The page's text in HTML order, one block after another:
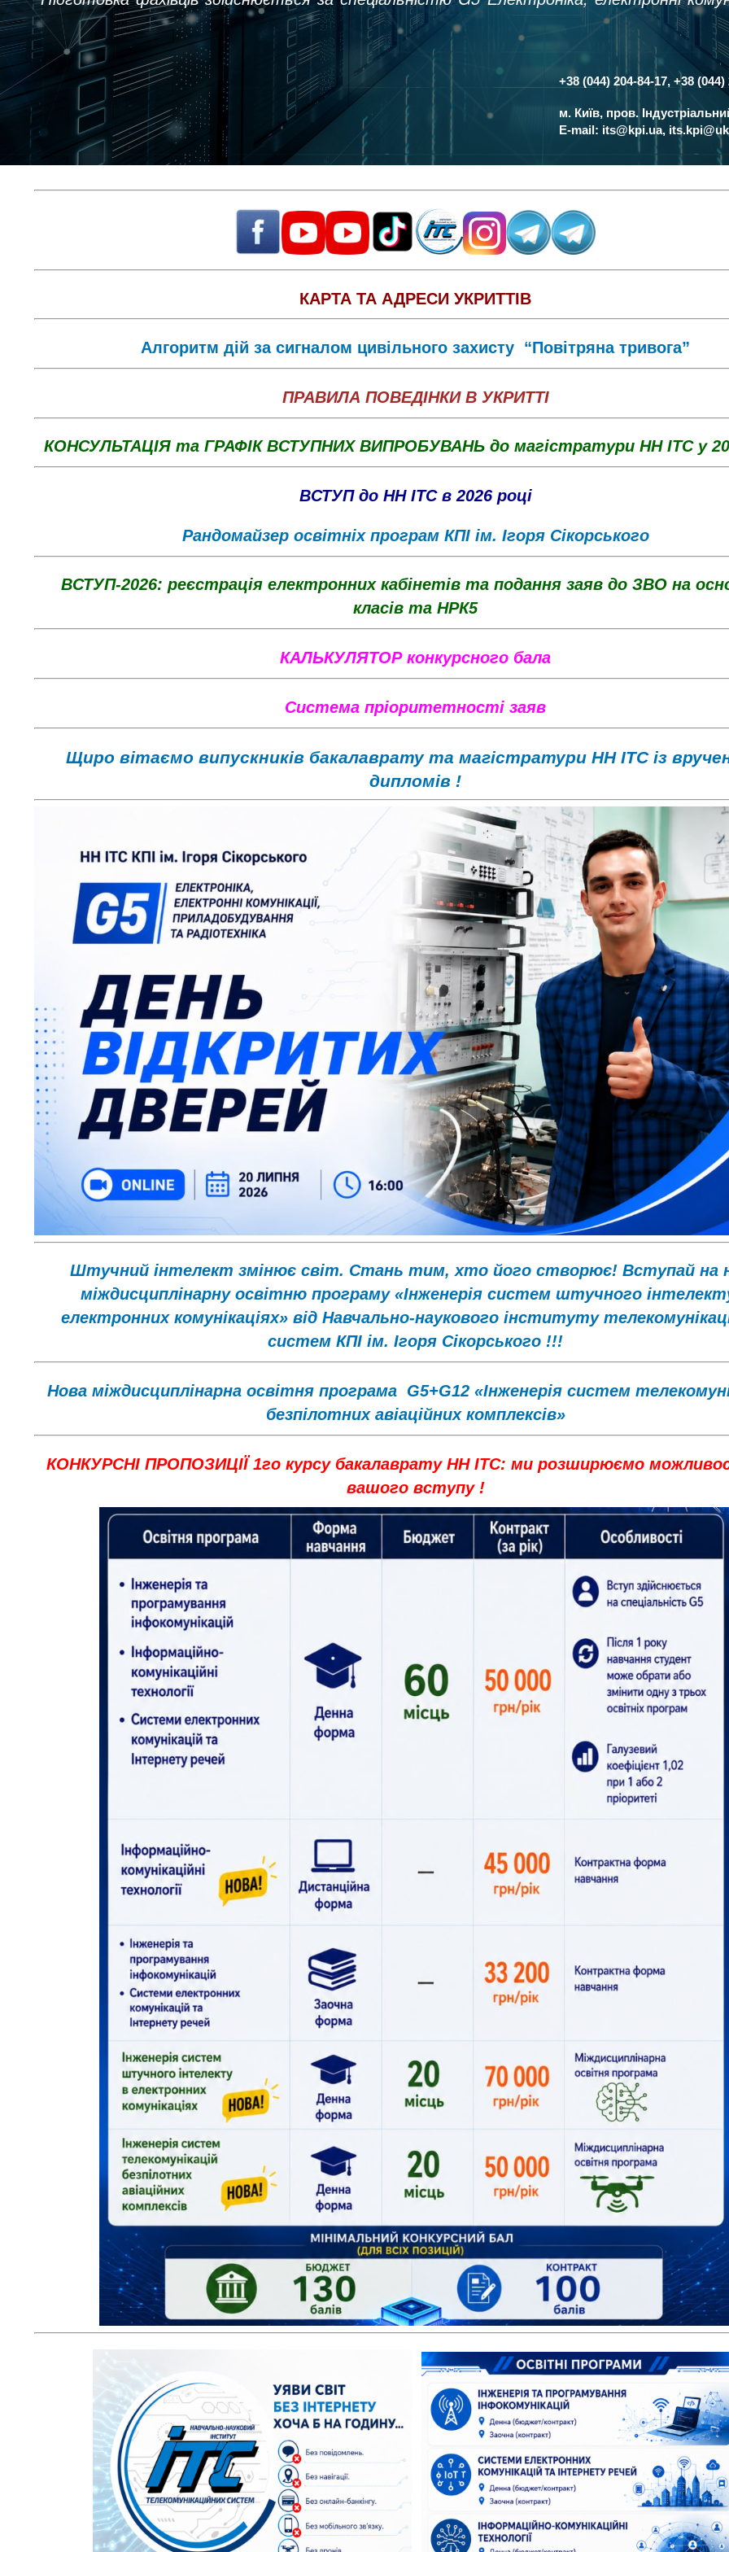
+38 (044) 204-84-17, +38 (044)
м. Київ, пров.
E-mail: its@kpi.ua,
КАРТА ТА АДРЕСИ УКРИТТІВ
Алгоритм дій за сигналом цивільного захисту “Повітряна тривога”
ПРАВИЛА ПОВЕДІНКИ В УКРИТТІ
КОНСУЛЬТАЦІЯ та ГРАФІК ВСТУПНИХ ВИПРОБУВАНЬ до магістратури НН ІТС у
ВСТУП до НН ІТС в 2026 році
Рандомайзер освітніх програм КПІ ім. Ігоря Сікорського
ВСТУП-2026: реєстрація електронних кабінетів та подання заяв до ЗВО на
класів та НРК5
КАЛЬКУЛЯТОР конкурсного бала
Система пріоритетності заяв
Щиро вітаємо випускників бакалаврату та магістратури НН ІТС із
дипломів !
Штучний інтелект змінює світ. Стань тим, хто його створює! Вступай на
міждисциплінарну освітню програму «Інженерія систем штучного
електронних комунікаціях» від Навчально-наукового інституту
систем КПІ ім. Ігоря Сікорського !!!
Нова міждисциплінарна освітня програма G5+G12 «Інженерія систем
безпілотних авіаційних комплексів»
КОНКУРСНІ ПРОПОЗИЦІЇ 1го курсу бакалаврату НН ІТС: ми розширюємо
вашого вступу !